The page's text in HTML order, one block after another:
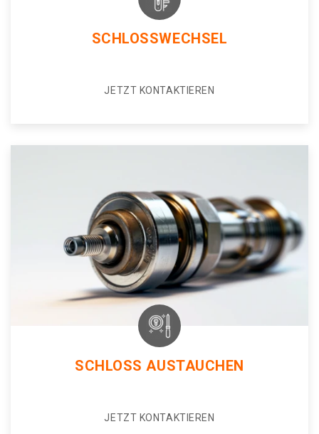
SCHLOSSWECHSEL
JETZT KONTAKTIEREN
SCHLOSS AUSTAUCHEN
JETZT KONTAKTIEREN